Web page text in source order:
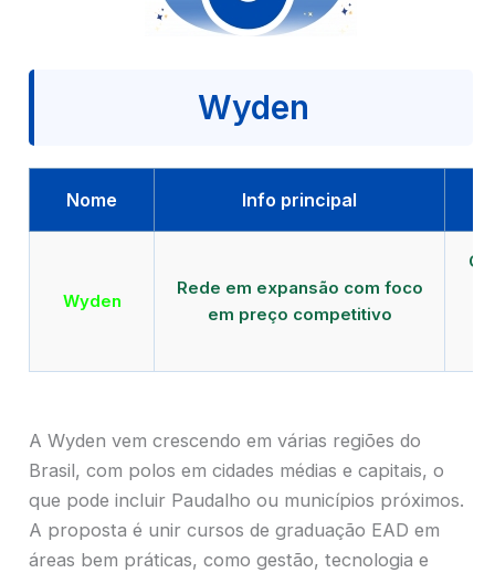
Wyden
Nome Info principal
Wyden
Rede em expansão com foco
em preço competitivo
A Wyden vem crescendo em várias regiões do
Brasil, com polos em cidades médias e capitais, o
que pode incluir Paudalho ou municípios próximos.
A proposta é unir cursos de graduação EAD em
áreas bem práticas, como gestão, tecnologia e